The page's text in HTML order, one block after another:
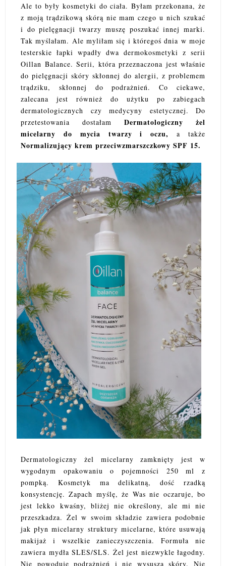
Ale to były kosmetyki do ciała. Byłam przekonana, że
z moją trądzikową skórą nie mam czego u nich szukać
i do pielęgnacji twarzy muszę poszukać innej marki.
Tak myślałam. Ale myliłam się i któregoś dnia w moje
testerskie łapki wpadły dwa dermokosmetyki z serii
Oillan Balance. Serii, która przeznaczona jest właśnie
do pielęgnacji skóry skłonnej do alergii, z problemem
trądziku, skłonnej do podrażnień. Co ciekawe,
zalecana jest również do użytku po zabiegach
dermatologicznych czy medycyny estetycznej. Do
przetestowania dostałam Dermatologiczny żel
micelarny do mycia twarzy i oczu,
a także
Normalizujący krem przeciwzmarszczkowy SPF 15.
Dermatologiczny żel micelarny zamknięty jest w
wygodnym opakowaniu o pojemności 250 ml z
pompką. Kosmetyk ma delikatną, dość rzadką
konsystencję. Zapach myślę, że Was nie oczaruje, bo
jest lekko kwaśny, bliżej nie określony, ale mi nie
przeszkadza. Żel w swoim składzie zawiera podobnie
jak płyn micelarny struktury micelarne, które usuwają
makijaż i wszelkie zanieczyszczenia. Formuła nie
zawiera mydła SLES/SLS. Żel jest niezwykle łagodny.
Nie powoduje podrażnień i nie wysusza skóry. Nie